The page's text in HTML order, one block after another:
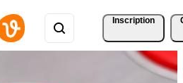
Inscription